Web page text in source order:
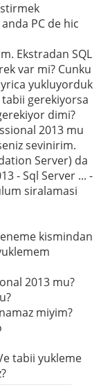
PC de hic
Ekstradan SQL
var mi? Cunku
yukluyorduk
tabii gerekiyorsa
dimi?
2013 mu
sevinirim.
Server) da
- Sql Server ... -
siralamasi
kismindan
2013 mu?
miyim?
tabii yukleme